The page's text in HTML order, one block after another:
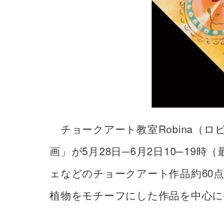
チョークアート教室Robina（ロ
画」が5月28日─6月2日10─19時（
ェなどのチョークアート作品約60点
植物をモチーフにした作品を中心